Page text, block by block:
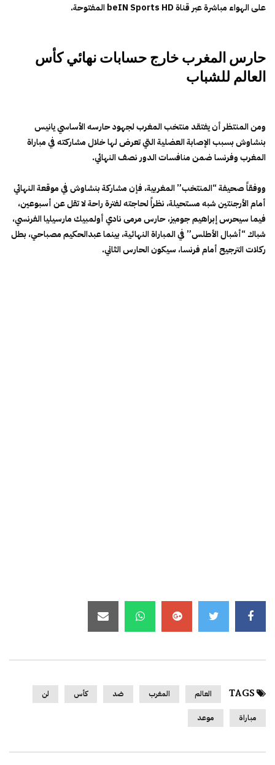
على الهواء مباشرة عبر قناة beIN Sports HD المفتوحة.
حارس المغرب خارج حسابات نهائي كأس
العالم للشباب
ومن المنتظر أن يفتقد منتخب المغرب لجهود حارسه الأساسي يانيس
بنشاوش بسبب الإصابة العضلية التي تعرض لها خلال مشاركته في مباراة
المغرب وفرنسا ضمن منافسات الدور نصف النهائي.
ووفقاً صحيفة “المنتخب” المغربية، فإن مشاركة بنشاوش في موقعة النهائي
أمام الأرجنتين شبه مستحيلة، نظراً لحاجته لفترة راحة لا تقل عن أسبوعين،
فيما سيحرس إبراهيم جوميز، حارس مرمى نادي أولمبيك مارسيليا الفرنسي،
شباك “أشبال الأطلس” في المباراة النهائية، بينما عبدالحكيم مصباحي، بطل
ركلات الترجيح أمام فرنسا، سيكون الحارس الثاني.
TAGS العالم المغرب ضد كأس لن
مباراة موعد